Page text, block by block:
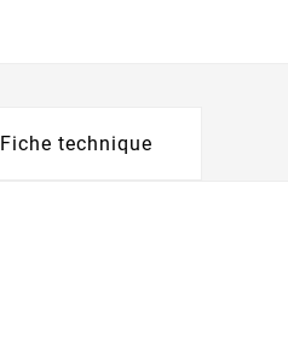
Fiche technique